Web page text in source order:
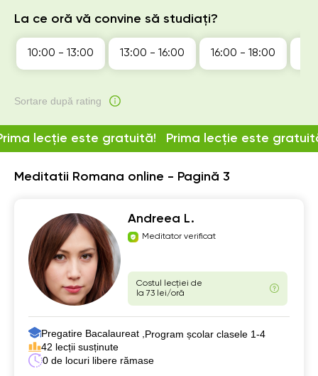
Meditatii Romana online - Pagină 3
Andreea L.
Meditator verificat
Costul lecției de
la 73 lei/oră
Pregatire Bacalaureat , Program școlar clasele 1-4
42 lecții susținute
0 de locuri libere rămase
lecție este gratuită! Prima lecție este
La ce oră vă convine să studiați?
10:00 - 13:00 13:00 - 16:00 16:00 - 18:00
Sortare după rating